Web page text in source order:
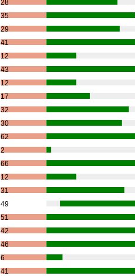
28
35
29
41
12
43
12
17
32
30
62
2
66
12
31
49
51
42
46
6
41